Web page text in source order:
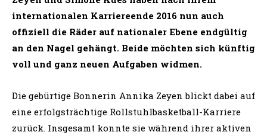
internationalen Karriereende 2016 nun auch
offiziell die Räder auf nationaler Ebene endgültig
an den Nagel gehängt. Beide möchten sich künftig
voll und ganz neuen Aufgaben widmen.
Die gebürtige Bonnerin Annika Zeyen blickt dabei auf
eine erfolgsträchtige Rollstuhlbasketball-Karriere
zurück. Insgesamt konnte sie während ihrer aktiven